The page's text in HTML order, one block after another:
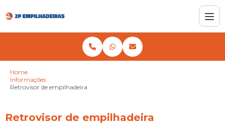
Home
Informações
Retrovisor de empilhadeira
Retrovisor de empilhadeira